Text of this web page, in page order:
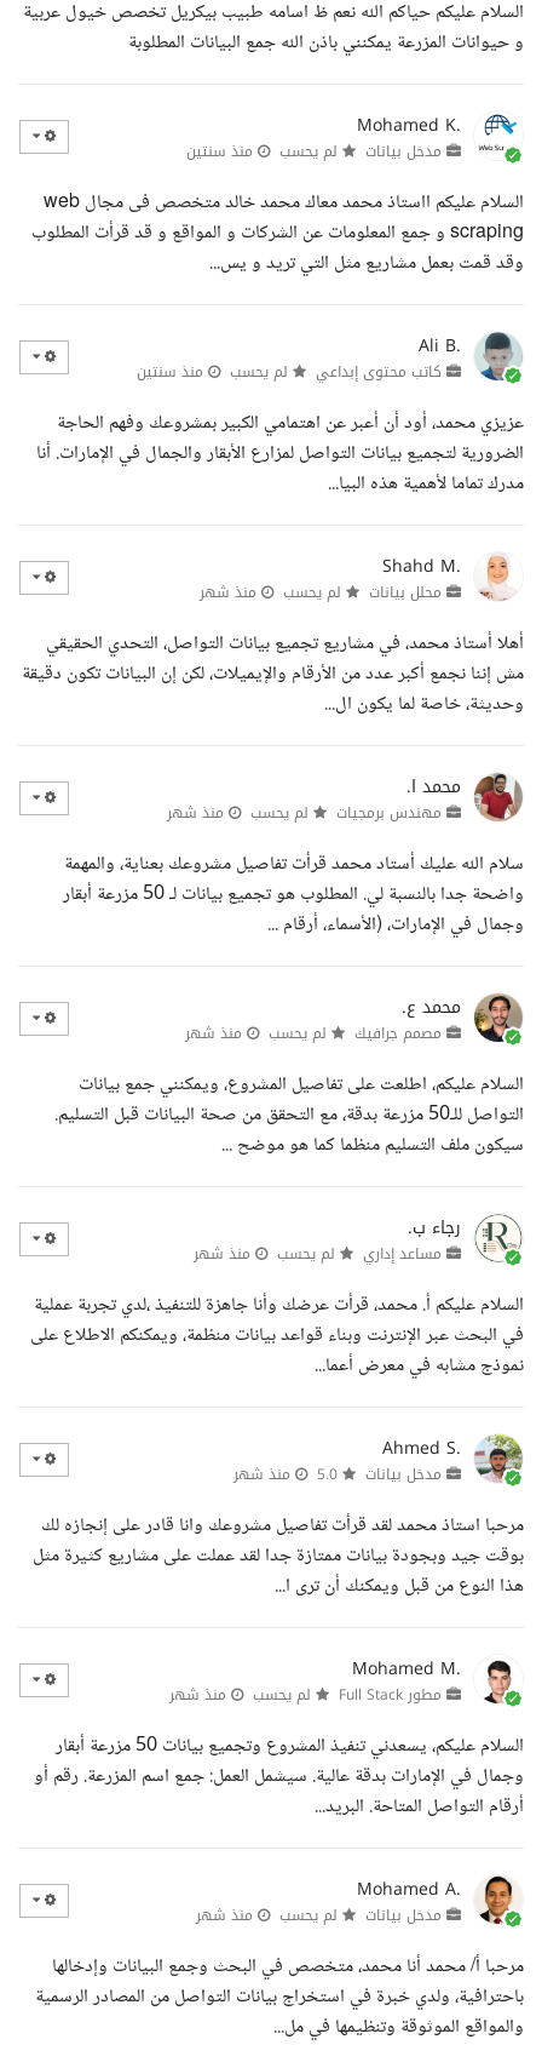
السلام عليكم حياكم الله نعم ظ اسامه طبيب بيكريل تخصص خيول عربية
و حيوانات المزرعة يمكنني باذن الله جمع البيانات المطلوبة
Mohamed K.
مدخل بيانات لم يحسب منذ سنتين
السلام عليكم ااستاذ محمد معاك محمد خالد متخصص فى مجال web
scraping و جمع المعلومات عن الشركات و المواقع و قد قرأت المطلوب
وقد قمت بعمل مشاريع مثل التي تريد و يس...
Ali B.
كاتب محتوى إبداعي لم يحسب منذ سنتين
عزيزي محمد، أود أن أعبر عن اهتمامي الكبير بمشروعك وفهم الحاجة
الضرورية لتجميع بيانات التواصل لمزارع الأبقار والجمال في الإمارات. أنا
مدرك تماما لأهمية هذه البيا...
Shahd M.
محلل بيانات لم يحسب منذ شهر
أهلا أستاذ محمد، في مشاريع تجميع بيانات التواصل، التحدي الحقيقي
مش إننا نجمع أكبر عدد من الأرقام والإيميلات، لكن إن البيانات تكون دقيقة
وحديثة، خاصة لما يكون ال...
محمد ا.
مهندس برمجيات لم يحسب منذ شهر
سلام الله عليك أستاد محمد قرأت تفاصيل مشروعك بعناية، والمهمة
واضحة جدا بالنسبة لي. المطلوب هو تجميع بيانات لـ 50 مزرعة أبقار
وجمال في الإمارات، (الأسماء، أرقام ...
محمد ع.
مصمم جرافيك لم يحسب منذ شهر
السلام عليكم، اطلعت على تفاصيل المشروع، ويمكنني جمع بيانات
التواصل للـ50 مزرعة بدقة، مع التحقق من صحة البيانات قبل التسليم.
سيكون ملف التسليم منظما كما هو موضح ...
رجاء ب.
مساعد إداري لم يحسب منذ شهر
السلام عليكم أ. محمد، قرأت عرضك وأنا جاهزة للتنفيذ ،لدي تجربة عملية
في البحث عبر الإنترنت وبناء قواعد بيانات منظمة، ويمكنكم الاطلاع على
نموذج مشابه في معرض أعما...
Ahmed S.
مدخل بيانات منذ شهر
مرحبا استاذ محمد لقد قرأت تفاصيل مشروعك وانا قادر على إنجازه لك
بوقت جيد وبجودة بيانات ممتازة جدا لقد عملت على مشاريع كثيرة مثل
هذا النوع من قبل ويمكنك أن ترى ا...
Mohamed M.
مطور Full Stack لم يحسب منذ شهر
السلام عليكم، يسعدني تنفيذ المشروع وتجميع بيانات 50 مزرعة أبقار
وجمال في الإمارات بدقة عالية. سيشمل العمل: جمع اسم المزرعة. رقم أو
أرقام التواصل المتاحة. البريد...
Mohamed A.
مدخل بيانات لم يحسب منذ شهر
مرحبا أ/ محمد أنا محمد، متخصص في البحث وجمع البيانات وإدخالها
باحترافية، ولدي خبرة في استخراج بيانات التواصل من المصادر الرسمية
والمواقع الموثوقة وتنظيمها في مل...